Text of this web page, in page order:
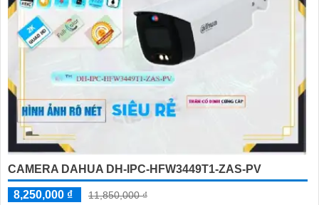
CAMERA DAHUA DH-IPC-HFW3449T1-ZAS-PV
8,250,000 ₫
11,850,000 ₫